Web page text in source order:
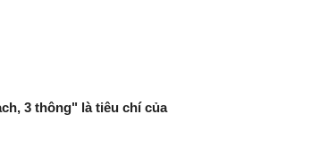
3 thông" là tiêu chí của